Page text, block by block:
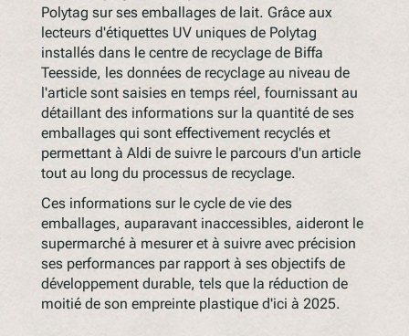
Polytag sur ses emballages de lait. Grâce aux
lecteurs d'étiquettes UV uniques de Polytag
installés dans le centre de recyclage de Biffa
Teesside, les données de recyclage au niveau de
l'article sont saisies en temps réel, fournissant au
détaillant des informations sur la quantité de ses
emballages qui sont effectivement recyclés et
permettant à Aldi de suivre le parcours d'un article
tout au long du processus de recyclage.
Ces informations sur le cycle de vie des
emballages, auparavant inaccessibles, aideront le
supermarché à mesurer et à suivre avec précision
ses performances par rapport à ses objectifs de
développement durable, tels que la réduction de
moitié de son empreinte plastique d'ici à 2025.